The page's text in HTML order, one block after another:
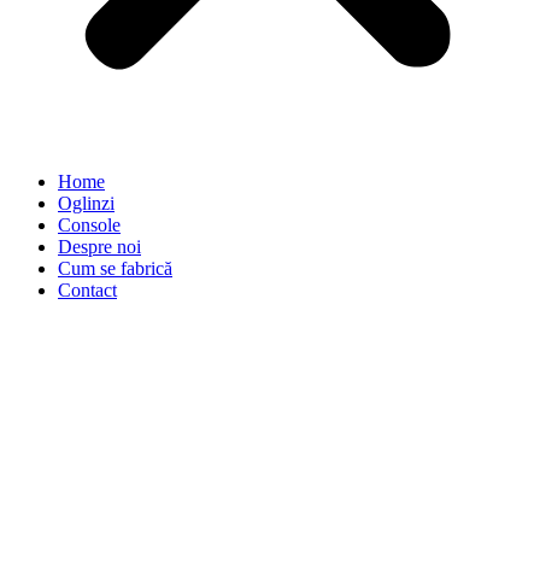
Home
Oglinzi
Console
Despre noi
Cum se fabrică
Contact